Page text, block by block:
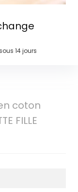
14 jours
coton
FILLE